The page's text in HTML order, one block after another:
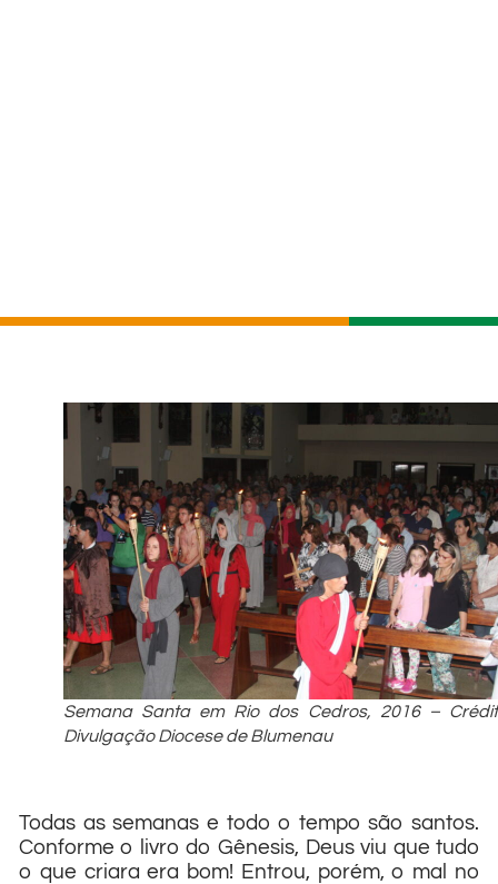
Semana Santa em Rio dos Cedros, 2016 –
Divulgação Diocese de Blumenau
Todas as semanas e todo o tempo são santos.
Conforme o livro do Gênesis, Deus viu que tudo
o que criara era bom! Entrou, porém, o mal no